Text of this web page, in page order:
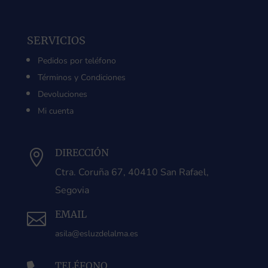
SERVICIOS
Pedidos por teléfono
Términos y Condiciones
Devoluciones
Mi cuenta
 DIRECCIÓN
Ctra. Coruña 67, 40410 San Rafael,
Segovia
 EMAIL
asila@esluzdelalma.es
TELÉFONO